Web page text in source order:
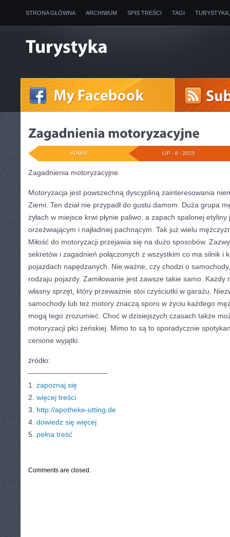
STRONA GŁÓWNA ARCHIWUM SPIS TREŚCI TAGI
LIP - 8 - 2025
ADMIN
Zagadnienia motoryzacyjne
Motoryzacja jest powszechną dyscypliną zainteresowania
Ziemi. Ten dział nie przypadł do gustu damom. Duża grupa
żyłach w miejsce krwi płynie paliwo, a zapach spalonej
orzeźwiającym i najładniej pachnącym. Tak już wielu
Miłość do motoryzacji przejawia się na dużo sposobów.
sekretów i zagadnień połączonych z wszystkim co ma silnik i
pojazdach napędzanych. Nie ważne, czy chodzi o
rodzaju pojazdy. Zamiłowanie jest zawsze takie samo. Każdy
własny sprzęt, który przeważnie stoi czyściutki w garażu.
samochody lub też motory znaczą sporo w życiu każdego
mogą tego zrozumieć. Choć w dzisiejszych czasach także
motoryzacji płci żeńskiej. Mimo to są to sporadycznie
cenione wyjątki.
źródło:
———————————
1. zapoznaj się
2. więcej treści
3. http://apotheke-utting.de
4. dowiedz się więcej
5. pełna treść
Comments are closed.